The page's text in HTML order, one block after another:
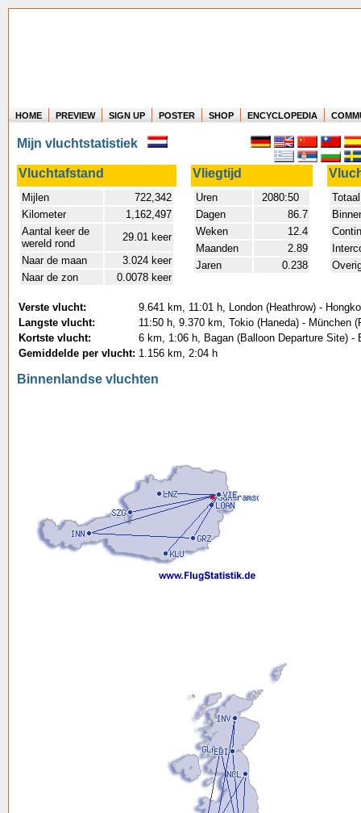
Where in the world have you flown?
How long have you been in the air?
Create your own FlightMemory and see!
HOME PREVIEW SIGN UP POSTER SHOP ENCYCLOPEDIA
Mijn vluchtstatistiek
Vluchtafstand Vliegtijd
Mijlen
722,342
Kilometer
1,162,497
Aantal keer de
wereld rond
29.01 keer
Naar de maan
3.024 keer
Naar de zon
0.0078 keer
Uren
2080:50
Dagen
86.7
Weken
12.4
Maanden
2.89
Jaren
0.238
Verste vlucht:
9.641 km, 11:01 h, London (Heathrow) -
Langste vlucht:
11:50 h, 9.370 km, Tokio (Haneda) - München
Kortste vlucht:
6 km, 1:06 h, Bagan (Balloon Departure Site) -
Gemiddelde per vlucht: 1.156 km, 2:04 h
Binnenlandse vluchten